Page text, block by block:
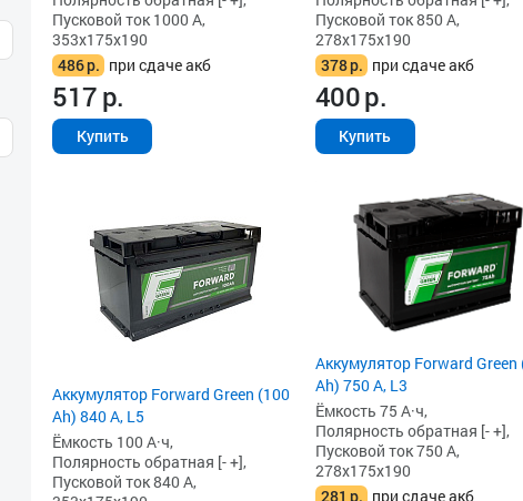
Пусковой ток 1000 А,
353x175x190
486р. при сдаче акб
517р.
Купить
Пусковой ток 850 А,
278x175x190
378р. при сдаче акб
400р.
Купить
Аккумулятор Forward Green (100
Ah) 840 А, L5
Ёмкость 100 А·ч,
Полярность обратная [- +],
Пусковой ток 840 А,
Аккумулятор Forward Green
Ah) 750 А, L3
Ёмкость 75 А·ч,
Полярность обратная [- +],
Пусковой ток 750 А,
278x175x190
281 р. при сдаче акб